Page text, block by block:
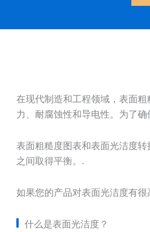
在现代制造和工程领域，表面
力、耐腐蚀性和导电性。为了
表面粗糙度图表和表面光洁度
之间取得平衡。.
如果您的产品对表面光洁度有
什么是表面光洁度？